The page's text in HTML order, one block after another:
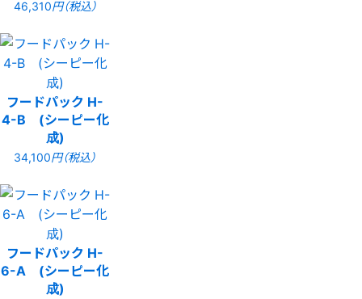
46,310円（税込）
フードパック H-
4-B (シーピー化
成)
34,100円（税込）
フードパック H-
6-A (シーピー化
成)